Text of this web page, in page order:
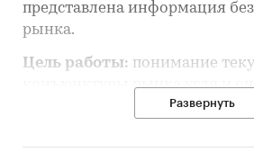
представлена информация без
рынка.
Цель работы: понимание
конъюнктуры рынка угля и
Развернуть